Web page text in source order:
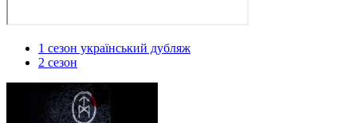
1 сезон український дубляж
2 сезон